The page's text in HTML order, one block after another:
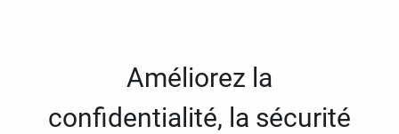
Améliorez la
confidentialité, la sécurité